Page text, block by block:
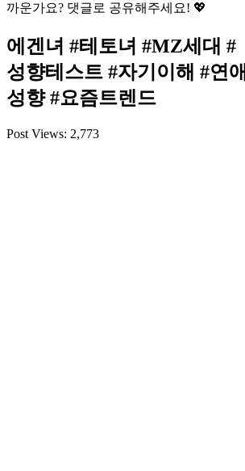
까운가요? 댓글로 공유해주세요! 💖
에겐녀 #테토녀 #MZ세대 #
성향테스트 #자기이해 #연애
성향 #요즘트렌드
Post Views: 2,773